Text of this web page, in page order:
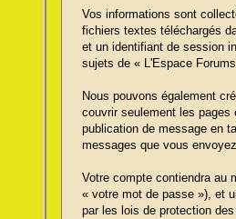
Vos informations sont
fichiers textes téléchargés
et un identifiant de session
sujets de « L'Espace
Nous pouvons également
couvrir seulement les pages
publication de message en
messages que vous
Votre compte contiendra au
« votre mot de passe »), et
par les lois de protection